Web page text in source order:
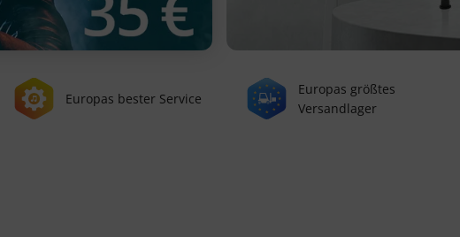
Europas bester Service
Europas größtes
Versandlager